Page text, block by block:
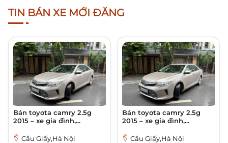
TIN BÁN XE MỚI ĐĂNG
Bán toyota camry 2.5g
2015 – xe gia đình,...
Cầu Giấy,Hà Nội
Bán toyota camry 2.5g
2015 – xe gia đình,...
Cầu Giấy,Hà Nội